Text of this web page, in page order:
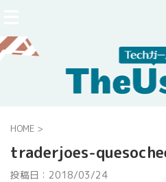
HOME >
traderjoes-
投稿日： 2018/03/24